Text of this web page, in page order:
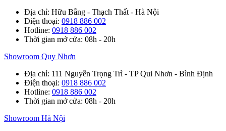
Địa chỉ: Hữu Bằng - Thạch Thất - Hà Nội
Điện thoại: 0918 886 002
Hotline: 0918 886 002
Thời gian mở cửa: 08h - 20h
Showroom Quy Nhơn
Địa chỉ: 111 Nguyễn Trọng Trì - TP Qui Nhơn - Bình Định
Điện thoại: 0918 886 002
Hotline: 0918 886 002
Thời gian mở cửa: 08h - 20h
Showroom Hà Nội